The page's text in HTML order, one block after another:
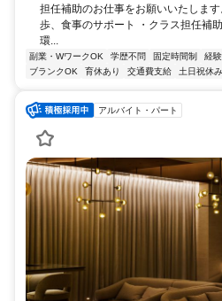
担任補助のお仕事をお願いいたしま
歩、食事のサポート ・クラス担任補
環...
副業・WワークOK 学歴不問 固定時間制 経
ブランクOK
育休あり 交通費支給 土日祝休み
アルバイト・パート